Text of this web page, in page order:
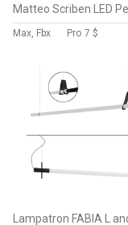
Max, Fbx Pro 7 $